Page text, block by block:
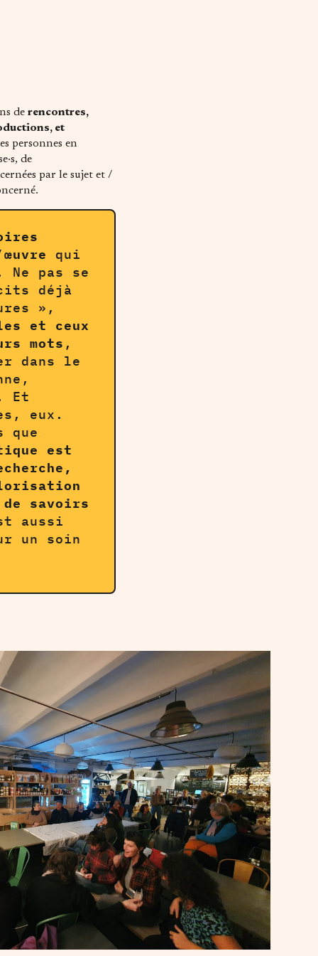
de rencontres,
et
personnes en
de
par le sujet et /
qui
Ne pas se
déjà
»,
et ceux
mots ,
dans le
Et
eux.
que
est
savoirs
aussi
un soin